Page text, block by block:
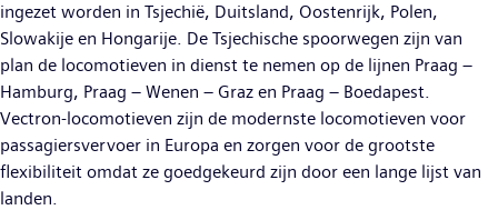
ingezet worden in Tsjechië, Duitsland, Oostenrijk, Polen,
Slowakije en Hongarije. De Tsjechische spoorwegen zijn van
plan de locomotieven in dienst te nemen op de lijnen Praag –
Hamburg, Praag – Wenen – Graz en Praag – Boedapest.
Vectron-locomotieven zijn de modernste locomotieven voor
passagiersvervoer in Europa en zorgen voor de grootste
flexibiliteit omdat ze goedgekeurd zijn door een lange lijst van
landen.